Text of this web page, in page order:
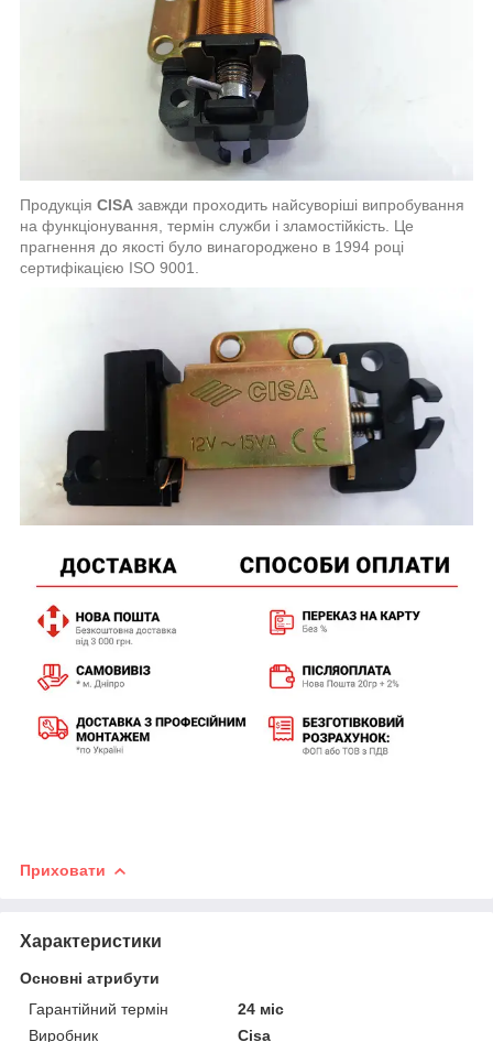
Продукція CISA завжди проходить найсуворіші випробування
на функціонування, термін служби і зламостійкість. Це
прагнення до якості було винагороджено в 1994 році
сертифікацією ISO 9001.
Приховати
Характеристики
Основні атрибути
Гарантійний термін
24 міс
Виробник
Cisa